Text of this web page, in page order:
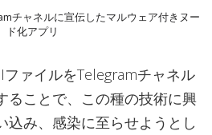
チャネルに宣伝したマルウェア付きヌー
ド化アプリ
ァイルをTelegramチャネル
ることで、この種の技術に興
込み、感染に至らせようとし